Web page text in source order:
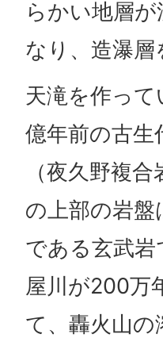
らかい地層
なり、造瀑層
天滝を作っ
億年前の古
（夜久野複
の上部の岩盤
である玄武
屋川が200万
て、轟火山の